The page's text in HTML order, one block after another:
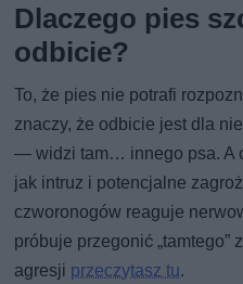
Dlaczego pies
odbicie?
To, że pies nie potrafi
znaczy, że odbicie jest dla
— widzi tam… innego psa. A
jak intruz i potencjalne
czworonogów reaguje
próbuje przegonić „tamtego”
agresji przeczytasz tu.